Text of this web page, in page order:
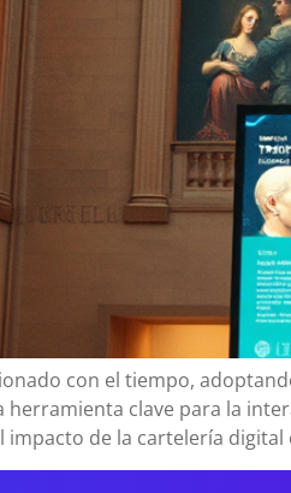
con el tiempo,
herramienta clave para la
impacto de la cartelería